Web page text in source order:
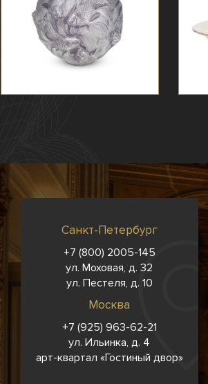
Санкт-Петербург
+7 (800) 2005-145
ул. Моховая, д. 32
ул. Пестеля, д. 10
Москва
+7 (925) 963-62-21
ул. Ильинка, д. 4
арт-квартал «Гостиный двор»